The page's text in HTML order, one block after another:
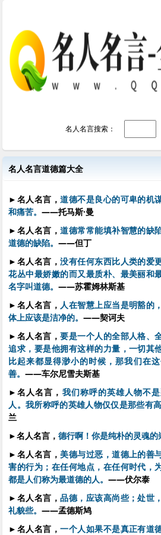
名人名言搜索：
名人名言道德篇大全
► 名人名言，道德不是良心的可卑的机
和痛苦。——托马斯·曼
► 名人名言，道德常常能填补智慧的缺
道德的缺陷。——但丁
► 名人名言，没有任何东西比人类的爱
花丛中最娇嫩的而又最质朴、最美丽和
名字叫道德。——苏霍姆林斯基
► 名人名言， 人在智慧上应当是明豁的
体上应该是洁净的。——契诃夫
► 名人名言，要是一个人的全部人格、
追求，要是他拥有这样的力量，一切其
比起来都显得渺小的时候，那我们在
善。——车尔尼雪夫斯基
► 名人名言， 我们称呼的英雄人物不
人。我所称呼的英雄人物仅仅是那些有
兰
►名人名言，德行啊！你是纯朴的灵魂
► 名人名言，美德与过恶，道德上的善
害的行为；在任何地点，在任何时代，
都是人们称为最道德的人。——伏尔泰
► 名人名言，品德，应该高尚些；处世
礼貌些。——孟德斯鸠
► 名人名言，一个人如果不是真正有道